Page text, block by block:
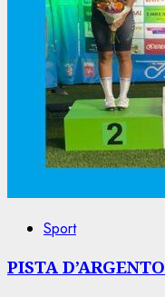
Sport
PISTA D’ARGENTO